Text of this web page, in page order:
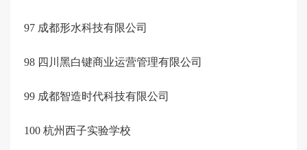
97 成都形水科技有限公司
98 四川黑白键商业运营管理有限公司
99 成都智造时代科技有限公司
100 杭州西子实验学校